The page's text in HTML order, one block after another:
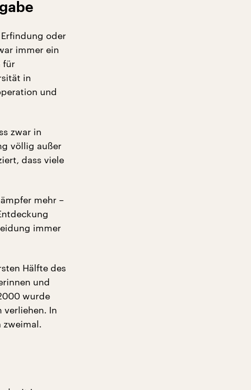
Erfindung oder
immer ein
für
in
und
zwar in
völlig außer
dass viele
mehr –
immer
Hälfte des
und
wurde
verliehen. In
zweimal.